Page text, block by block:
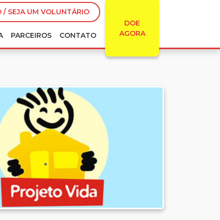
/ SEJA UM VOLUNTÁRIO
DOE
AGORA
PARCEIROS CONTATO